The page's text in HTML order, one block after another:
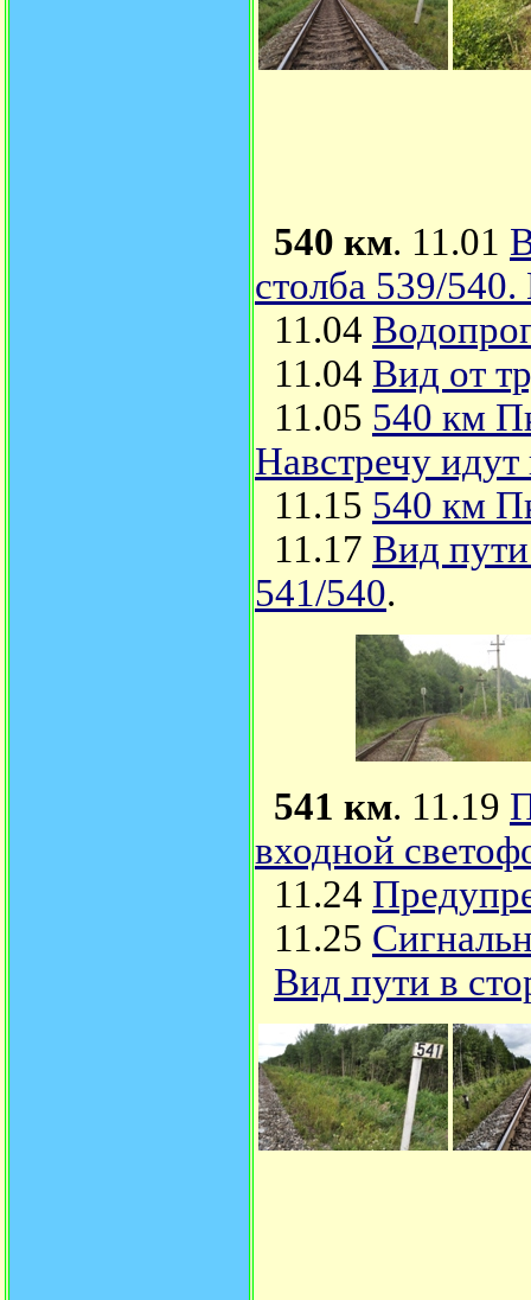
540 км. 11.01
столба 539/
11.04
11.04 Вид от
11.05 540 км
Навстречу
11.15 540 км
11.17 Вид
541/540.
541 км. 11.19
входной
11.24
11.25
Вид пути в